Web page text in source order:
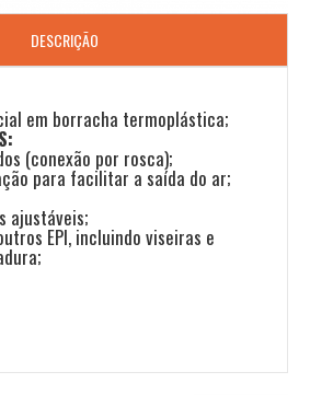
DESCRIÇÃO
em borracha termoplástica;
(conexão por rosca);
para facilitar a saída do ar;
ajustáveis;
EPI, incluindo viseiras e